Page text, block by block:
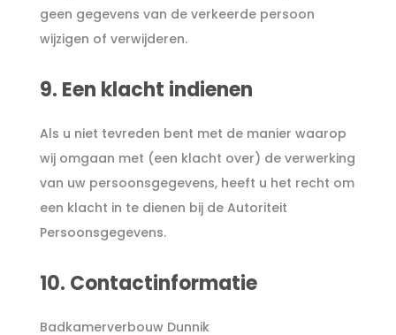
geen gegevens van de verkeerde persoon
wijzigen of verwijderen.
9. Een klacht indienen
Als u niet tevreden bent met de manier waarop
wij omgaan met (een klacht over) de verwerking
van uw persoonsgegevens, heeft u het recht om
een klacht in te dienen bij de Autoriteit
Persoonsgegevens.
10. Contactinformatie
Badkamerverbouw Dunnik